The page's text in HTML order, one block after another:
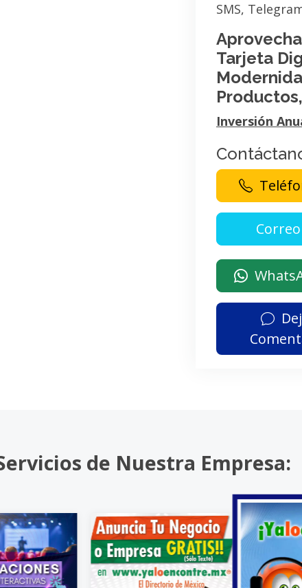
SMS,
Tarjeta
Inversión
de Nuestra Empresa: